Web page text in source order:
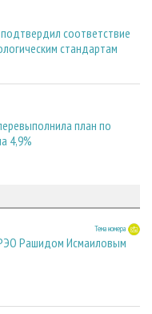
соответствие
стандартам
план по
4,9%
Тема номера
Рашидом Исмаиловым